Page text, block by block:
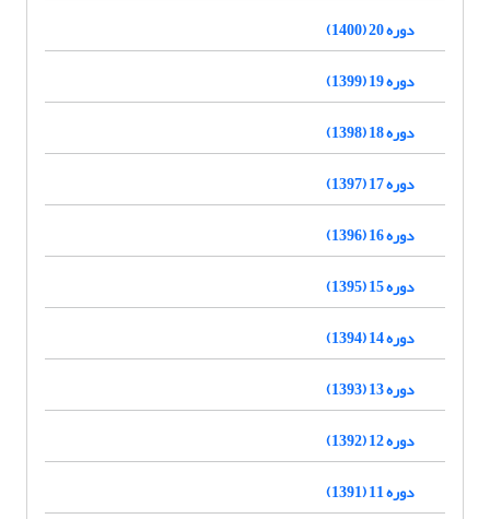
دوره 20 (1400)
دوره 19 (1399)
دوره 18 (1398)
دوره 17 (1397)
دوره 16 (1396)
دوره 15 (1395)
دوره 14 (1394)
دوره 13 (1393)
دوره 12 (1392)
دوره 11 (1391)